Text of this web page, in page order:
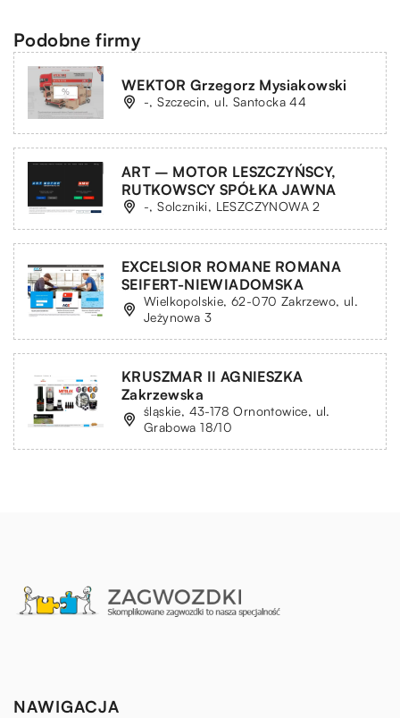
Podobne firmy
WEKTOR Grzegorz Mysiakowski
-, Szczecin, ul. Santocka 44
ART – MOTOR LESZCZYŃSCY,
RUTKOWSCY SPÓŁKA JAWNA
-, Solczniki, LESZCZYNOWA 2
EXCELSIOR ROMANE ROMANA
SEIFERT-NIEWIADOMSKA
Wielkopolskie, 62-070 Zakrzewo, ul.
Jeżynowa 3
KRUSZMAR II AGNIESZKA
Zakrzewska
śląskie, 43-178 Ornontowice, ul.
Grabowa 18/10
NAWIGACJA